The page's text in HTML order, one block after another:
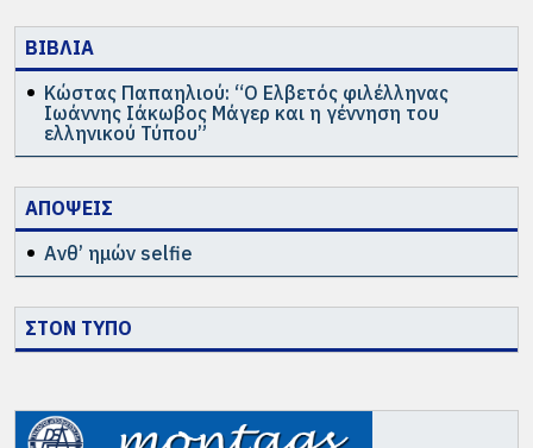
ΒΙΒΛΙΑ
Κώστας Παπαηλιού: “Ο Ελβετός φιλέλληνας
Ιωάννης Ιάκωβος Μάγερ και η γέννηση του
ελληνικού Τύπου”
ΑΠΟΨΕΙΣ
Ανθ’ ημών selfie
ΣΤΟΝ ΤΥΠΟ